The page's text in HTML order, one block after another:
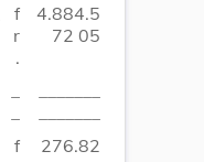
f
r
.
4.884.5
72 05
f
276.82